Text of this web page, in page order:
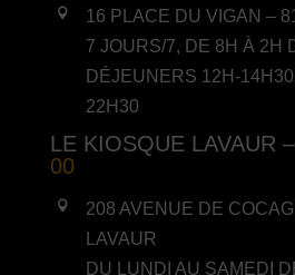

16 PLACE DU VIGAN –
7 JOURS/7, DE 8H À 2H
DÉJEUNERS 12H-
22H30
LE KIOSQUE LAVAUR –
00

208 AVENUE DE
LAVAUR
DU LUNDI AU SAMEDI